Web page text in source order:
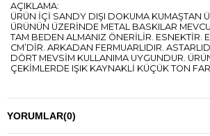
AÇIKLAMA:
ÜRÜN İÇİ SANDY DIŞI DOKUMA KUMAŞTAN
ÜRÜNÜN ÜZERİNDE METAL BASKILAR
TAM BEDEN ALMANIZ ÖNERİLİR. ESNEKTİR.
CM’DİR. ARKADAN FERMUARLIDIR.
DÖRT MEVSİM KULLANIMA UYGUNDUR.
ÇEKİMLERDE IŞIK KAYNAKLİ KÜÇÜK TON
YORUMLAR(0)